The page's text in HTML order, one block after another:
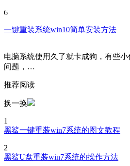
6
一键重装系统win10简单安装方法
电脑系统使用久了就卡成狗，有些
问题，…
推荐阅读
换一换
1
黑鲨一键重装win7系统的图文教程
2
黑鲨U盘重装win7系统的操作方法